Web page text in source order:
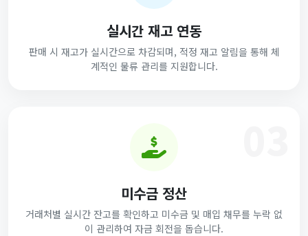
실시간 재고 연동
판매 시 재고가 실시간으로 차감되며, 적정 재고 알림을 통해 체
계적인 물류 관리를 지원합니다.
미수금 정산
거래처별 실시간 잔고를 확인하고 미수금 및 매입 채무를 누락 없
이 관리하여 자금 회전을 돕습니다.